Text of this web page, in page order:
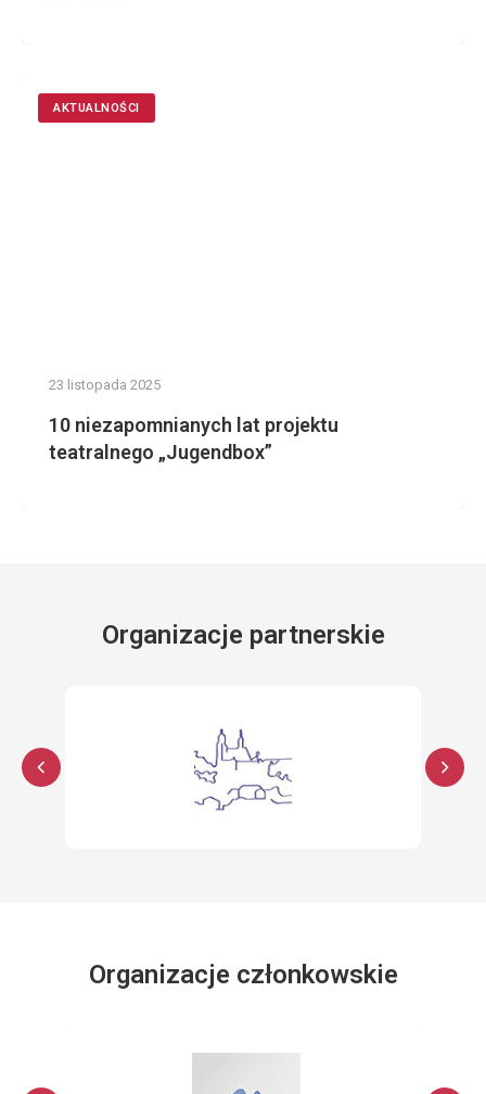
AKTUALNOŚCI
23 listopada 2025
10 niezapomnianych lat projektu
teatralnego „Jugendbox”
Organizacje partnerskie
Organizacje członkowskie